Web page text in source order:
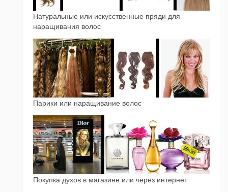
Натуральные или искусственные пряди для
наращивания волос
Парики или наращивание волос
Покупка духов в магазине или через интернет